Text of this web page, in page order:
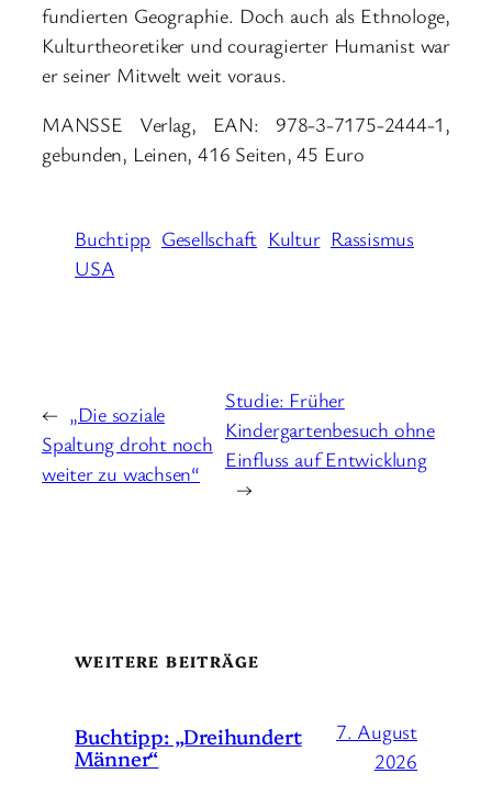
fundierten Geographie. Doch auch als Ethnologe,
Kulturtheoretiker und couragierter Humanist war
er seiner Mitwelt weit voraus.
MANSSE Verlag, EAN: 978-3-7175-2444-1,
gebunden, Leinen, 416 Seiten, 45 Euro
Buchtipp Gesellschaft Kultur Rassismus
USA
← „Die soziale
Spaltung droht noch
weiter zu wachsen“
Studie: Früher
Kindergartenbesuch ohne
Einfluss auf Entwicklung
→
WEITERE BEITRÄGE
Buchtipp: „Dreihundert
Männer“
7. August
2026